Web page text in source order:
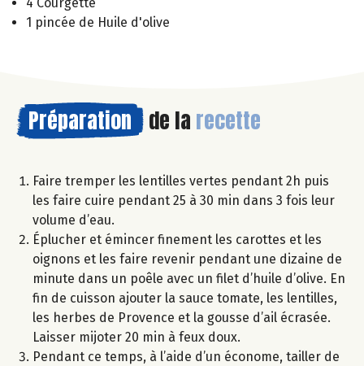
4 Courgette
1 pincée de Huile d'olive
Préparation de la recette
Faire tremper les lentilles vertes pendant 2h puis
les faire cuire pendant 25 à 30 min dans 3 fois leur
volume d’eau.
Éplucher et émincer finement les carottes et les
oignons et les faire revenir pendant une dizaine de
minute dans un poêle avec un filet d’huile d’olive. En
fin de cuisson ajouter la sauce tomate, les lentilles,
les herbes de Provence et la gousse d’ail écrasée.
Laisser mijoter 20 min à feux doux.
Pendant ce temps, à l’aide d’un économe, tailler de